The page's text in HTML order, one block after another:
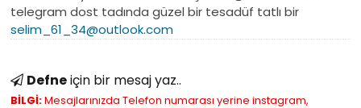
telegram dost tadında güzel bir tesadüf tatlı bir
selim_61_34@outlook.com
Defneiçin bir mesaj yaz..
BİLGİ:Mesajlarınızda Telefon numarası yerine instagram,